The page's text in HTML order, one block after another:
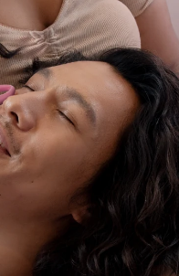
我的地址
我的订阅
繁體中文
预计送达日期 8/13/26
预计送达日期 8/12/26
预计送达日期 8/12/26
预计送达日期8/15/26